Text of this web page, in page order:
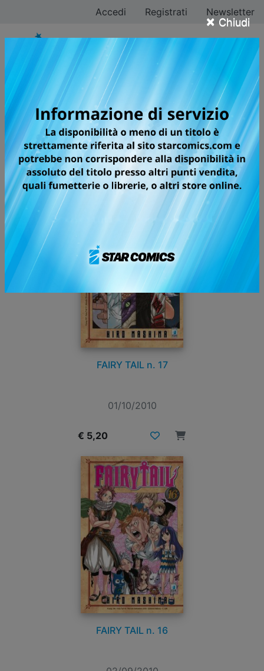
× Chiudi
Accedi Registrati Newsletter
Hiro Mashima
Tutti i fumetti
Pagina 12 di 12
FAIRY TAIL n. 17
01/10/2010
€ 5,20
FAIRY TAIL n. 16